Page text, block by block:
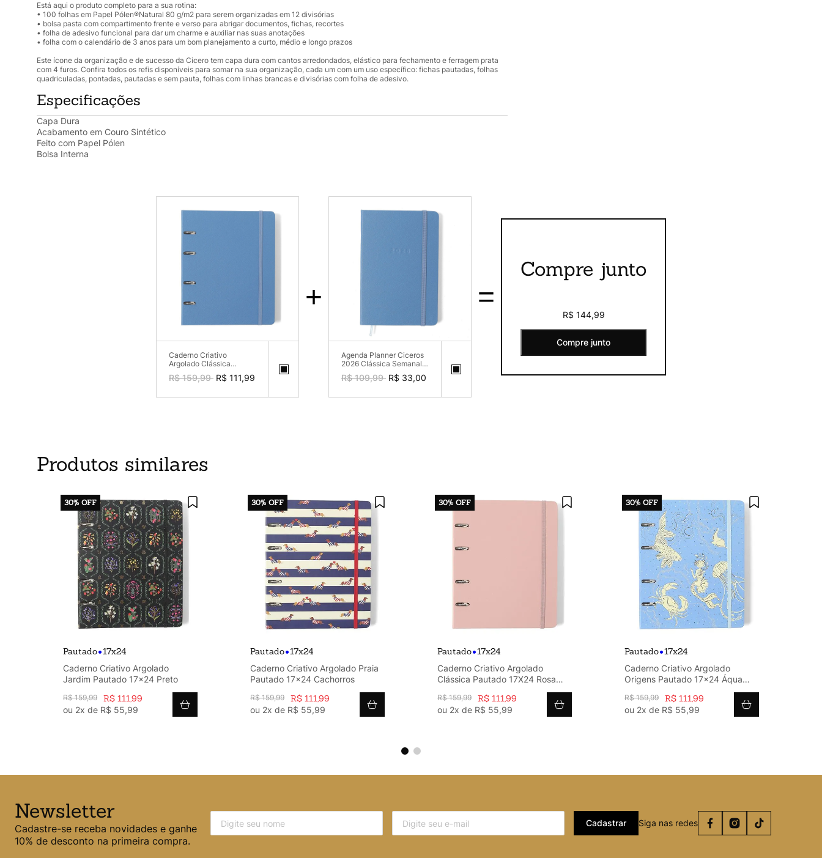
Está aqui o produto completo para a sua rotina:
• 100 folhas em Papel Pólen®Natural 80 g/m2 para serem organizadas em 12 divisórias
• bolsa pasta com compartimento frente e verso para abrigar documentos, fichas, recortes
• folha de adesivo funcional para dar um charme e auxiliar nas suas anotações
• folha com o calendário de 3 anos para um bom planejamento a curto, médio e longo prazos
Este ícone da organização e de sucesso da Cicero tem capa dura com cantos arredondados, elástico para fechamento e ferragem prata
com 4 furos. Confira todos os refis disponíveis para somar na sua organização, cada um com um uso específico: fichas pautadas, folhas
quadriculadas, pontadas, pautadas e sem pauta, folhas com linhas brancas e divisórias com folha de adesivo.
Especificações
Capa Dura
Acabamento em Couro Sintético
Feito com Papel Pólen
Bolsa Interna
Caderno Criativo
Argolado Clássica
Pautado 17X24 Azul
Celeste
R$ 159,99 R$ 111,99
+
Agenda Planner Ciceros
2026 Clássica Semanal
Anotações 14x21 Azul
Celeste
R$ 109,99 R$ 33,00
=
Compre junto
R$ 144,99
Compre junto
Produtos similares
30% OFF
Pautado•17x24
Caderno Criativo Argolado
Jardim Pautado 17x24 Preto
R$ 159,99 R$ 111,99
ou 2x de R$ 55,99
30% OFF
Pautado•17x24
Caderno Criativo Argolado Praia
Pautado 17x24 Cachorros
R$ 159,99 R$ 111,99
ou 2x de R$ 55,99
30% OFF
Pautado•17x24
Caderno Criativo Argolado
Clássica Pautado 17X24 Rosa
R$ 159,99 R$ 111,99
ou 2x de R$ 55,99
30% OFF
Pautado•17x24
Caderno Criativo Argolado
Origens Pautado 17x24 Áqua
R$ 159,99 R$ 111,99
ou 2x de R$ 55,99
Newsletter
Cadastre-se receba novidades e ganhe
10% de desconto na primeira compra.
Cadastrar Siga nas redes